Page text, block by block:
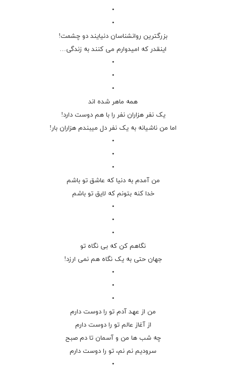
•
•
بزرگترین روانشناسان دنیایند دو چشمت!
اینقدر که امیدوارم می کنند به زندگی…
•
•
•
همه ماهر شده اند
یک نفر هزاران نفر را با هم دوست دارد!
اما من ناشیانه به یک نفر دل میبندم هزاران بار!
•
•
•
ﻣﻦ ﺁﻣﺪﻡ ﺑﻪ ﺩﻧﻴﺎ ﻛﻪ ﻋﺎﺷﻖ ﺗﻮ ﺑﺎﺷﻢ
ﺧﺪﺍ ﻛﻨﻪ ﺑﺘﻮﻧﻢ ﻛﻪ ﻻﻳﻖ ﺗﻮ ﺑﺎﺷﻢ
•
•
•
نگاهم کن که بی نگاه تو
جهان حتی به یک نگاه هم نمی ارزد!
•
•
•
من از عهد آدم تو را دوست دارم
از آغاز عالم تو را دوست دارم
چه شب ها من و آسمان تا دم صبح
سرودیم نم نم، تو را دوست دارم
•